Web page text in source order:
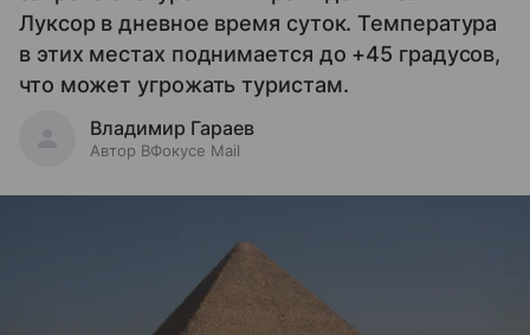
Луксор в дневное время суток. Температура
в этих местах поднимается до +45 градусов,
что может угрожать туристам.
Владимир Гараев
Автор ВФокусе Mail